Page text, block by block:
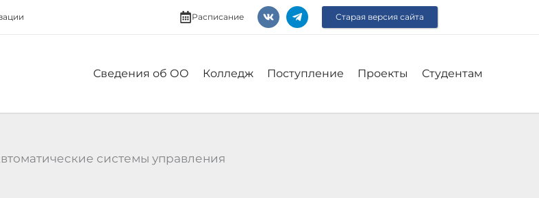
Расписание Старая версия сайта
Сведения об ОО Колледж Поступление Проекты Студентам
системы управления